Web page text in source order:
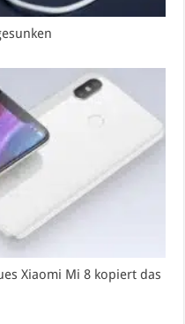
Xiaomi Mi 8 kopiert das